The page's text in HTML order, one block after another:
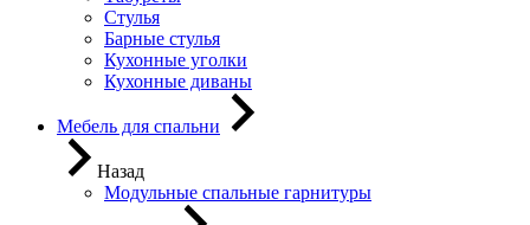
Стулья
Барные стулья
Кухонные уголки
Кухонные диваны
Мебель для спальни
Назад
Модульные спальные гарнитуры